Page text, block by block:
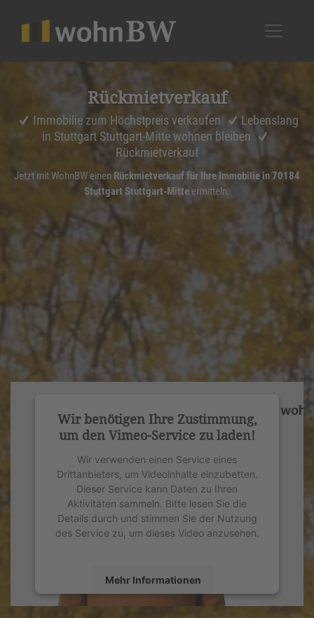
Rückmiet­ver­kauf
Immobilie zum Höchstpreis verkaufen
Lebenslang
in Stuttgart Stuttgart-Mitte wohnen bleiben
Rückmietverkauf
Jetzt mit WohnBW einen Rückmietverkauf für Ihre Immobilie in 70184
Stuttgart Stuttgart-Mitte ermitteln.
Wir benötigen Ihre Zustimmung,
um den Vimeo-Service zu laden!
Wir verwenden einen Service eines
Drittanbieters, um Videoinhalte einzubetten.
Dieser Service kann Daten zu Ihren
Aktivitäten sammeln. Bitte lesen Sie die
Details durch und stimmen Sie der Nutzung
des Service zu, um dieses Video anzusehen.
Mehr Informationen